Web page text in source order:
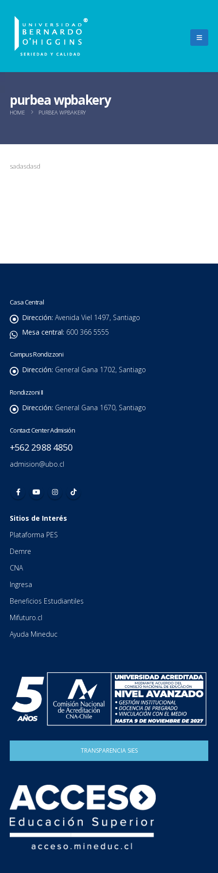
purbea wpbakery
HOME PURBEA WPBAKERY
sadasdasd
Casa Central
Dirección: Avenida Viel 1497, Santiago
Mesa central: 600 366 5555
Campus Rondizzoni
Dirección: General Gana 1702, Santiago
Rondizzoni II
Dirección: General Gana 1670, Santiago
Contact Center Admisión
+562 2988 4850
admision@ubo.cl
Sitios de Interés
Plataforma PES
Demre
CNA
Ingresa
Beneficios Estudiantiles
Mifuturo.cl
Ayuda Mineduc
TRANSPARENCIA SIES